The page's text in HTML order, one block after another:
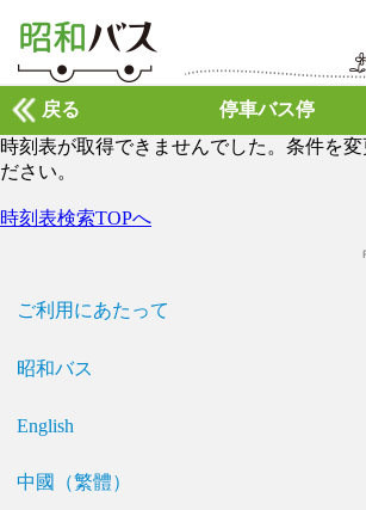
停車バス停
戻る
時刻表が取得できませんでした。条件を変
ださい。
時刻表検索TOPへ
ご利用にあたって
昭和バス
English
中國（繁體）